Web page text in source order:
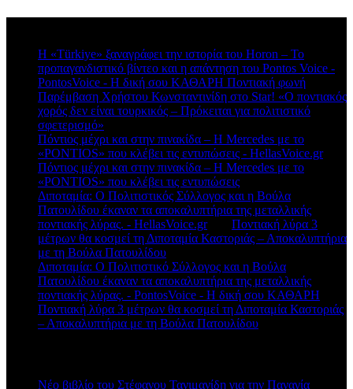
Η «Türkiye» ξαναγράφει την ιστορία του Horon – Το
προπαγανδιστικό βίντεο και η απάντηση του Pontos Voice -
PontosVoice - H δική σου ΚΑΘΑΡΗ Ποντιακή φωνή
Παρέμβαση Χρήστου Κωνσταντινίδη στο Star! «Ο ποντιακός
χορός δεν είναι τουρκικός – Πρόκειται για πολιτιστικό
σφετερισμό»
Πόντιος μέχρι και στην πινακίδα – Η Mercedes με το
«PONTIOS» που κλέβει τις εντυπώσεις - HellasVoice.grστο
Πόντιος μέχρι και στην πινακίδα – Η Mercedes με το
«PONTIOS» που κλέβει τις εντυπώσεις
Διποταμία: Ο Πολιτιστικός Σύλλογος και η Βούλα
Πατουλίδου έκαναν τα αποκαλυπτήρια της μεταλλικής
ποντιακής λύρας. - HellasVoice.grστο Ποντιακή λύρα 3
μέτρων θα κοσμεί τη Διποταμία Καστοριάς – Αποκαλυπτήρια
με τη Βούλα Πατουλίδου
Διποταμία: Ο Πολιτιστικό Σύλλογος και η Βούλα
Πατουλίδου έκαναν τα αποκαλυπτήρια της μεταλλικής
ποντιακής λύρας. - PontosVoice - H δική σου ΚΑΘΑΡΗ
Ποντιακή λύρα 3 μέτρων θα κοσμεί τη Διποταμία Καστοριάς
– Αποκαλυπτήρια με τη Βούλα Πατουλίδου
Νέο βιβλίο του Στέφανου Τανιμανίδη για την Παναγία